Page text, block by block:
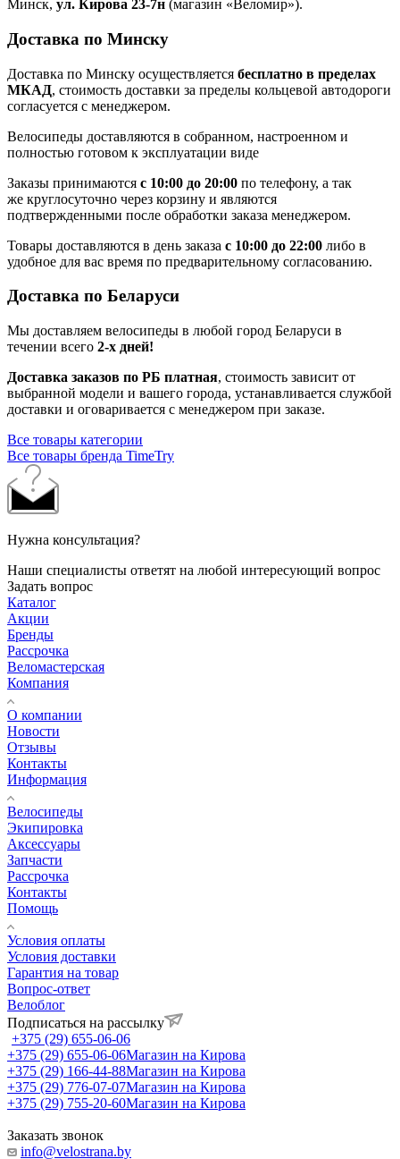
Минск, ул. Кирова 23-7н (магазин «Веломир»).
Доставка по Минску
Доставка по Минску осуществляется бесплатно в пределах
МКАД, стоимость доставки за пределы кольцевой автодороги
согласуется с менеджером.
Велосипеды доставляются в собранном, настроенном и
полностью готовом к эксплуатации виде
Заказы принимаются с 10:00 до 20:00 по телефону, а так
же круглосуточно через корзину и являются
подтвержденными после обработки заказа менеджером.
Товары доставляются в день заказа с 10:00 до 22:00 либо в
удобное для вас время по предварительному согласованию.
Доставка по Беларуси
Мы доставляем велосипеды в любой город Беларуси в
течении всего 2-х дней!
Доставка заказов по РБ платная, стоимость зависит от
выбранной модели и вашего города, устанавливается службой
доставки и оговаривается с менеджером при заказе.
Все товары категории
Все товары бренда TimeTry
Нужна консультация?
Наши специалисты ответят на любой интересующий вопрос
Задать вопрос
Каталог
Акции
Бренды
Рассрочка
Веломастерская
Компания
О компании
Новости
Отзывы
Контакты
Информация
Велосипеды
Экипировка
Аксессуары
Запчасти
Рассрочка
Контакты
Помощь
Условия оплаты
Условия доставки
Гарантия на товар
Вопрос-ответ
Велоблог
Подписаться на рассылку
+375 (29) 655-06-06
+375 (29) 655-06-06Магазин на Кирова
+375 (29) 166-44-88Магазин на Кирова
+375 (29) 776-07-07Магазин на Кирова
+375 (29) 755-20-60Магазин на Кирова
Заказать звонок
info@velostrana.by